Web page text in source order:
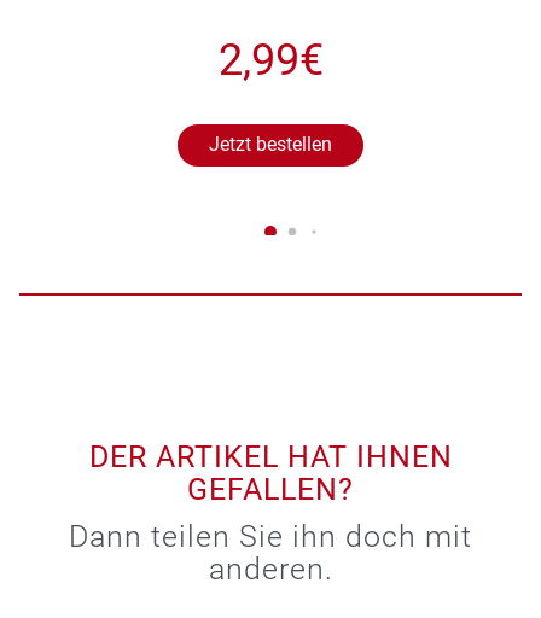
2,99€
Jetzt bestellen
DER ARTIKEL HAT IHNEN
GEFALLEN?
Dann teilen Sie ihn doch mit
anderen.